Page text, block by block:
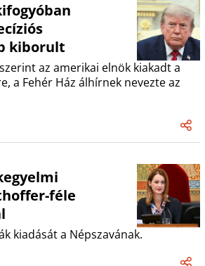
kiborult
az amerikai elnök kiakadt a
a Fehér Ház álhírnek nevezte az
féle
kiadását a Népszavának.